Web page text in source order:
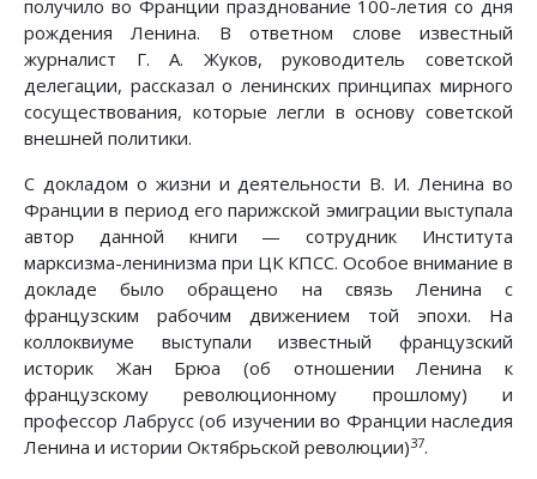
получило во Франции празднование 100-летия со дня
рождения Ленина. В ответном слове известный
журналист Г. А. Жуков, руководитель советской
делегации, рассказал о ленинских принципах мирного
сосуществования, которые легли в основу советской
внешней политики.
С докладом о жизни и деятельности В. И. Ленина во
Франции в период его парижской эмиграции выступала
автор данной книги — сотрудник Института
марксизма-ленинизма при ЦК КПСС. Особое внимание в
докладе было обращено на связь Ленина с
французским рабочим движением той эпохи. На
коллоквиуме выступали известный французский
историк Жан Брюа (об отношении Ленина к
французскому революционному прошлому) и
профессор Лабрусс (об изучении во Франции наследия
Ленина и истории Октябрьской революции)37.